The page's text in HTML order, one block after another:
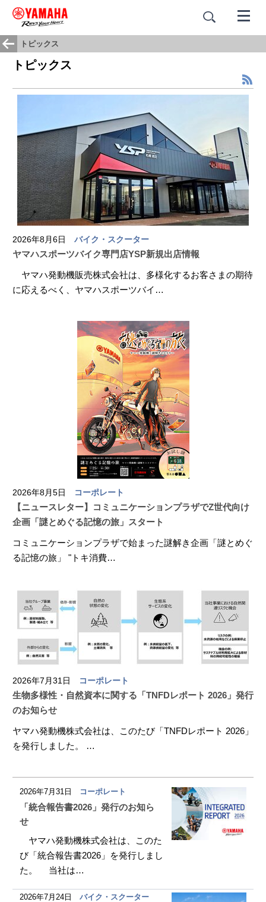
トピックス
トピックス
2026年8月6日 バイク・スクーター
ヤマハスポーツバイク専門店YSP新規出店情報
ヤマハ発動機販売株式会社は、多様化するお客さまの期待
に応えるべく、ヤマハスポーツバイ…
2026年8月5日 コーポレート
【ニュースレター】コミュニケーションプラザでZ世代向け
企画「謎とめぐる記憶の旅」スタート
コミュニケーションプラザで始まった謎解き企画「謎とめぐ
る記憶の旅」 "トキ消費…
2026年7月31日 コーポレート
生物多様性・自然資本に関する「TNFDレポート 2026」発行
のお知らせ
ヤマハ発動機株式会社は、このたび「TNFDレポート 2026」
を発行しました。 …
2026年7月31日 コーポレート
「統合報告書2026」発行のお知ら
せ
ヤマハ発動機株式会社は、このた
び「統合報告書2026」を発行しまし
た。 当社は…
2026年7月24日 バイク・スクーター